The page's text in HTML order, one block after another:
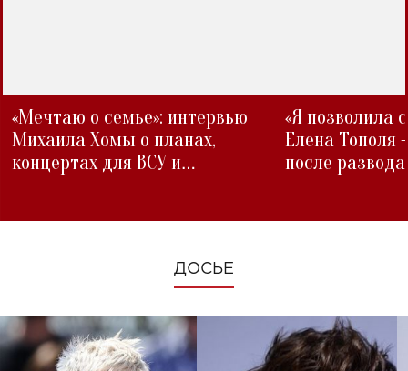
«Мечтаю о семье»: интервью
Михаила Хомы о планах,
концертах для ВСУ и
«Я позволила
Елена Тополя
после развода
ДОСЬЕ